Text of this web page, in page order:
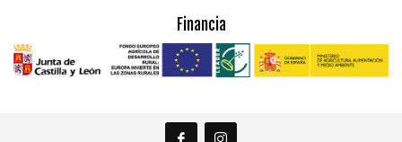
Financia